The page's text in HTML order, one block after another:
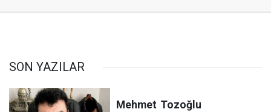
SON YAZILAR
Mehmet Tozoğlu